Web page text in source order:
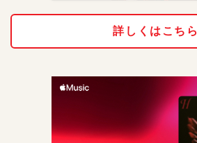
詳しくはこちら